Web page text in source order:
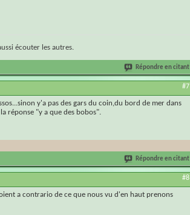
écouter les autres.
Répondre en citant
#7
y'a pas des gars du coin,du bord de mer dans
réponse "y a que des bobos".
Répondre en citant
#8
a contrario de ce que nous vu d'en haut prenons